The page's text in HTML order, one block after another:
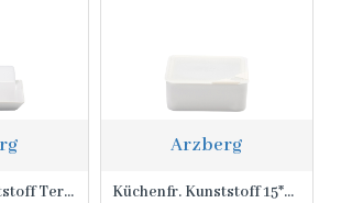
Küchenfr. Kunststoff Tereyağı Tabağı
Arzberg
Küchenfr. Kunststoff 15*15 Cm Saklama Kabı